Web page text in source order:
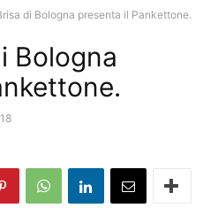
di Bologna presenta il Pankettone.
Bologna